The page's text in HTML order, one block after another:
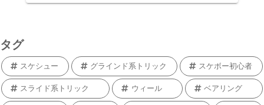
タグ
スケシュー グラインド系トリック スケボー初心者
スライド系トリック ウィール ベアリング